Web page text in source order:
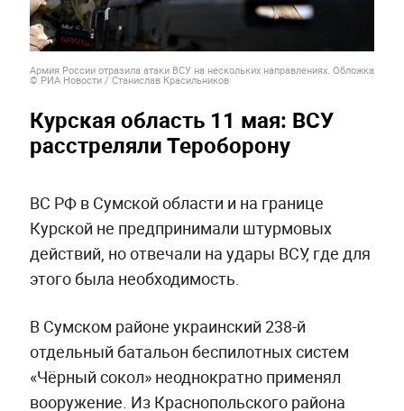
Армия России отразила атаки ВСУ на нескольких направлениях. Обложка
© РИА Новости / Станислав Красильников
Курская область 11 мая: ВСУ
расстреляли Тероборону
ВС РФ в Сумской области и на границе
Курской не предпринимали штурмовых
действий, но отвечали на удары ВСУ, где для
этого была необходимость.
В Сумском районе украинский 238-й
отдельный батальон беспилотных систем
«Чёрный сокол» неоднократно применял
вооружение. Из Краснопольского района